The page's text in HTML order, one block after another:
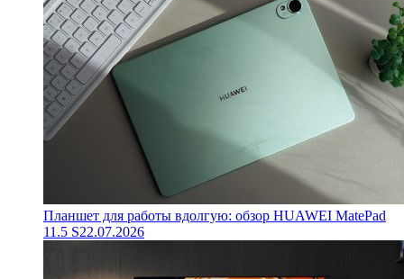
Планшет для работы вдолгую: обзор HUAWEI MatePad
11.5 S22.07.2026